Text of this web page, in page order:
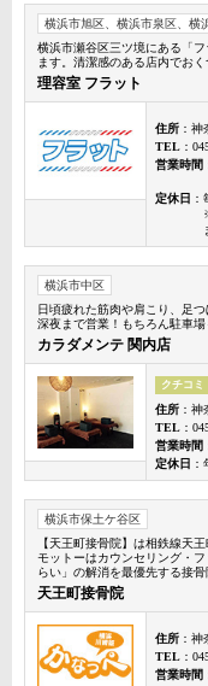
横浜市旭区、横浜市泉区、横
横浜市瀬谷区三ツ境にある「
ます。清潔感のある店内でおく
理容室 フラット
住所 ：
TEL ：
営業時間
定休日
横浜市中区
日頃疲れた筋肉や肩こり、足
深夜まで営業！もちろん駐車場
カラダメンテ 関内店
クチコミ
住所 ：
TEL ：
営業時間
定休日
横浜市保土ケ谷区
【天王町接骨院】は相鉄線天
モットーはカウンセリング・
らい」の解消を最優先する接骨
天王町接骨院
住所 ：
TEL ：
営業時間